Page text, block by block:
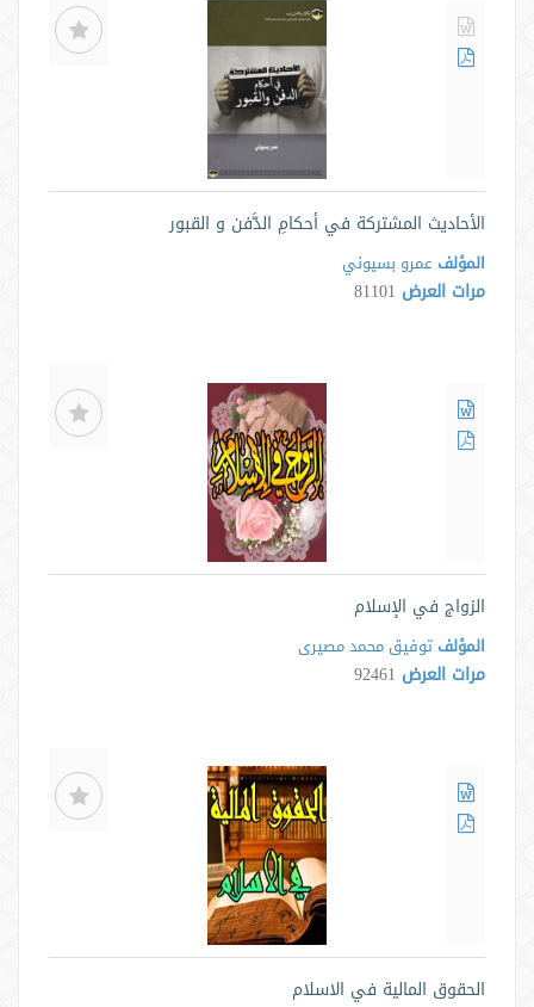
الأحاديث المشتركة في أحكامِ الدَّفن و القبور
المؤلف عمرو بسيوني
مرات العرض 81101
الزواج في الإسلام
المؤلف توفیق محمد مصیری
مرات العرض 92461
الحقوق المالية في الاسلام